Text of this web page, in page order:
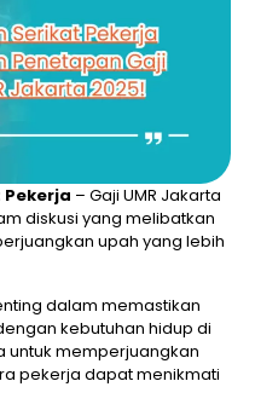
– Gaji UMR Jakarta
diskusi yang melibatkan
upah yang lebih
dalam memastikan
kebutuhan hidup di
untuk memperjuangkan
pekerja dapat menikmati